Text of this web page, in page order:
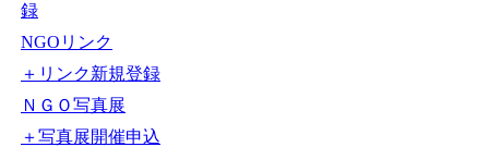
録
NGOリンク
＋リンク新規登録
ＮＧＯ写真展
＋写真展開催申込